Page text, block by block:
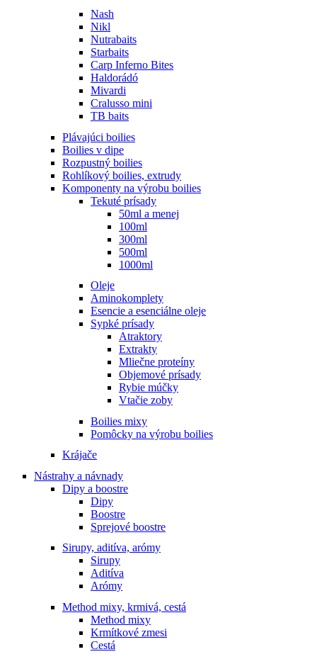
Nash
Nikl
Nutrabaits
Starbaits
Carp Inferno Bites
Haldorádó
Mivardi
Cralusso mini
TB baits
Plávajúci boilies
Boilies v dipe
Rozpustný boilies
Rohlíkový boilies, extrudy
Komponenty na výrobu boilies
Tekuté prísady
50ml a menej
100ml
300ml
500ml
1000ml
Oleje
Aminokomplety
Esencie a esenciálne oleje
Sypké prísady
Atraktory
Extrakty
Mliečne proteíny
Objemové prísady
Rybie múčky
Vtačie zoby
Boilies mixy
Pomôcky na výrobu boilies
Krájače
Nástrahy a návnady
Dipy a boostre
Dipy
Boostre
Sprejové boostre
Sirupy, aditíva, arómy
Sirupy
Aditíva
Arómy
Method mixy, krmivá, cestá
Method mixy
Krmítkové zmesi
Cestá